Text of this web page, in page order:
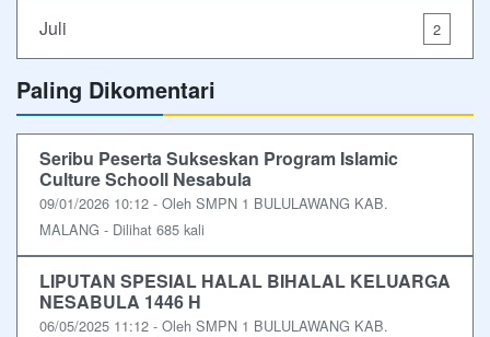
Juli 2
Paling Dikomentari
Seribu Peserta Sukseskan Program Islamic
Culture Schooll Nesabula
09/01/2026 10:12 - Oleh SMPN 1 BULULAWANG KAB.
MALANG - Dilihat 685 kali
LIPUTAN SPESIAL HALAL BIHALAL KELUARGA
NESABULA 1446 H
06/05/2025 11:12 - Oleh SMPN 1 BULULAWANG KAB.